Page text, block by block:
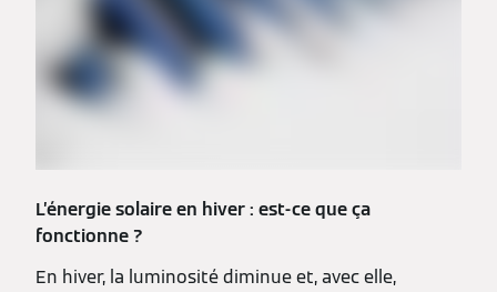
L’énergie solaire en hiver : est-ce que ça
fonctionne ?
En hiver, la luminosité diminue et, avec elle,